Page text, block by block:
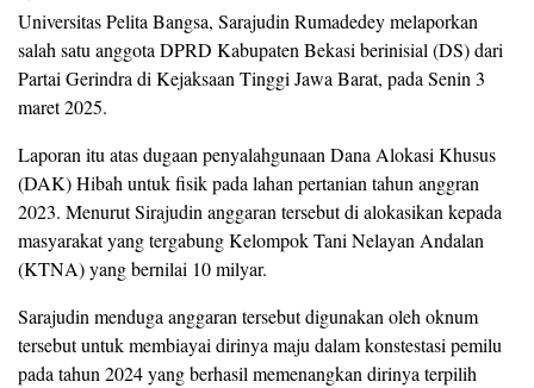
Universitas Pelita Bangsa, Sarajudin Rumadedey melaporkan
salah satu anggota DPRD Kabupaten Bekasi berinisial (DS) dari
Partai Gerindra di Kejaksaan Tinggi Jawa Barat, pada Senin 3
maret 2025.
Laporan itu atas dugaan penyalahgunaan Dana Alokasi Khusus
(DAK) Hibah untuk fisik pada lahan pertanian tahun anggran
2023. Menurut Sirajudin anggaran tersebut di alokasikan kepada
masyarakat yang tergabung Kelompok Tani Nelayan Andalan
(KTNA) yang bernilai 10 milyar.
Sarajudin menduga anggaran tersebut digunakan oleh oknum
tersebut untuk membiayai dirinya maju dalam konstestasi pemilu
pada tahun 2024 yang berhasil memenangkan dirinya terpilih